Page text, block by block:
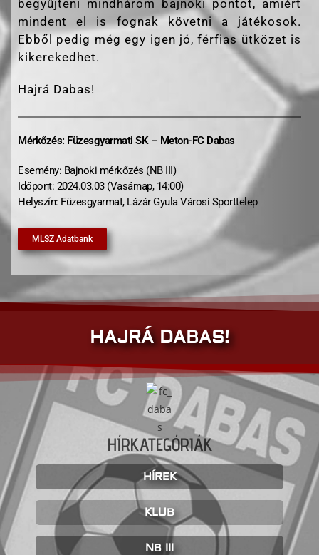
begyűjteni mindhárom bajnoki pontot, amiért
mindent el is fognak követni a játékosok.
Ebből pedig még egy igen jó, férfias ütközet is
kikerekedhet.
Hajrá Dabas!
Mérkőzés: Füzesgyarmati SK – Meton-FC Dabas
Esemény: Bajnoki mérkőzés (NB III)
Időpont: 2024.03.03 (Vasárnap, 14:00)
Helyszín: Füzesgyarmat, Lázár Gyula Városi Sporttelep
MLSZ Adatbank
HAJRÁ DABAS!
HÍRKATEGÓRIÁK
HÍREK
KLUB
NB III